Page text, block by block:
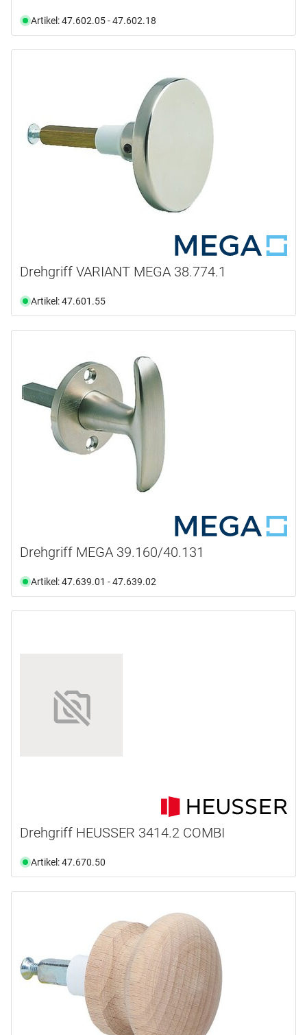
Artikel: 47.602.05 - 47.602.18
Drehgriff VARIANT MEGA 38.774.1
Artikel: 47.601.55
Drehgriff MEGA 39.160/40.131
Artikel: 47.639.01 - 47.639.02
Drehgriff HEUSSER 3414.2 COMBI
Artikel: 47.670.50